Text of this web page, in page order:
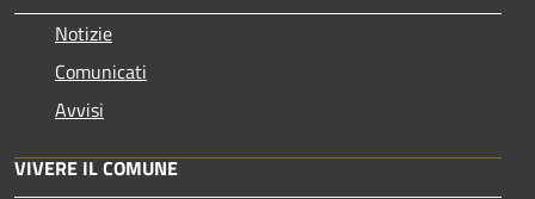
Notizie
Comunicati
Avvisi
VIVERE IL COMUNE